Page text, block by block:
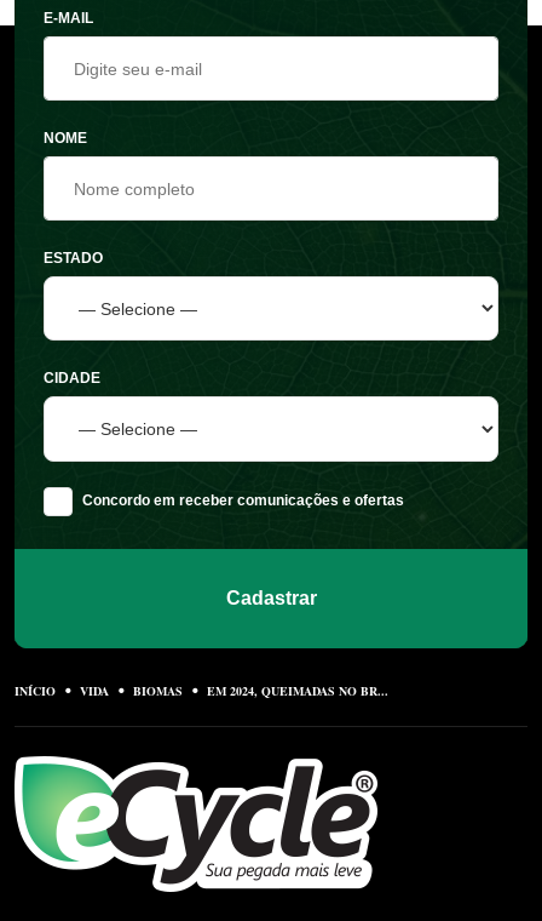
E-MAIL
NOME
ESTADO
CIDADE
Concordo em receber comunicações e ofertas
Cadastrar
INÍCIO VIDA BIOMAS EM 2024, QUEIMADAS NO BR...